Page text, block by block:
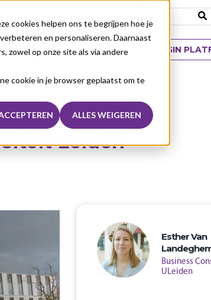
cookies helpen ons te begrijpen hoe je
en personaliseren. Daarnaast
zowel op onze site als via andere
cookie in je browser geplaatst om te
ALLES WEIGEREN
Over ons Sales LOGIN
Leiden
Esther Van
Business
ULeiden